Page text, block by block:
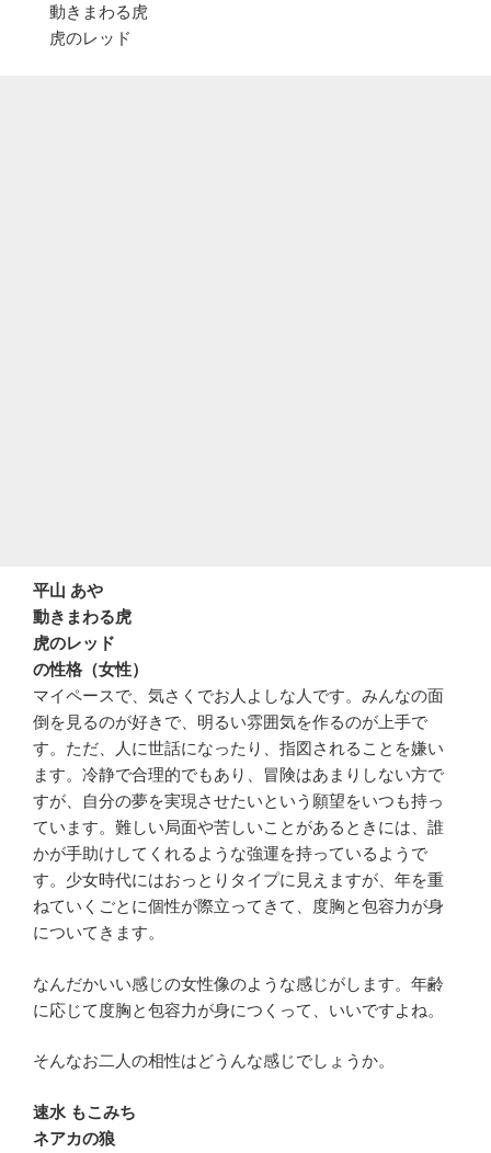
動きまわる虎
虎のレッド
平山 あや
動きまわる虎
虎のレッド
の性格（女性）
マイペースで、気さくでお人よしな人です。みんなの面
倒を見るのが好きで、明るい雰囲気を作るのが上手で
す。ただ、人に世話になったり、指図されることを嫌い
ます。冷静で合理的でもあり、冒険はあまりしない方で
すが、自分の夢を実現させたいという願望をいつも持っ
ています。難しい局面や苦しいことがあるときには、誰
かが手助けしてくれるような強運を持っているようで
す。少女時代にはおっとりタイプに見えますが、年を重
ねていくごとに個性が際立ってきて、度胸と包容力が身
についてきます。
なんだかいい感じの女性像のような感じがします。年齢
に応じて度胸と包容力が身につくって、いいですよね。
そんなお二人の相性はどうんな感じでしょうか。
速水 もこみち
ネアカの狼